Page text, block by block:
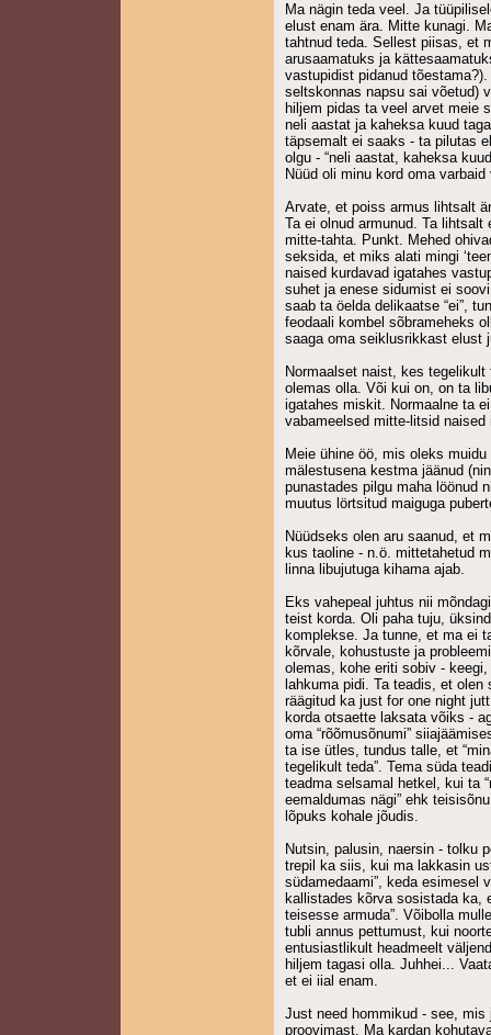
Ma nägin teda veel. Ja
elust enam ära. Mitte kunagi.
tahtnud teda. Sellest piisas, et
arusaamatuks ja
vastupidist pidanud
seltskonnas napsu sai võetud)
hiljem pidas ta veel arvet meie
neli aastat ja kaheksa kuud
täpsemalt ei saaks - ta pilutas
olgu - “neli aastat, kaheksa
Nüüd oli minu kord oma
Arvate, et poiss armus lihtsalt
Ta ei olnud armunud. Ta
mitte-tahta. Punkt. Mehed
seksida, et miks alati mingi
naised kurdavad igatahes
suhet ja enese sidumist ei
saab ta öelda delikaatse “ei”,
feodaali kombel sõbrameheks
saaga oma seiklusrikkast elust
Normaalset naist, kes
olemas olla. Või kui on, on ta
igatahes miskit. Normaalne ta
vabameelsed mitte-litsid
Meie ühine öö, mis oleks
mälestusena kestma jäänud
punastades pilgu maha löönud
muutus lörtsitud maiguga
Nüüdseks olen aru saanud, et
kus taoline - n.ö. mittetahetud
linna libujutuga kihama ajab.
Eks vahepeal juhtus nii
teist korda. Oli paha tuju,
komplekse. Ja tunne, et ma ei
kõrvale, kohustuste ja
olemas, kohe eriti sobiv -
lahkuma pidi. Ta teadis, et
räägitud ka just for one night
korda otsaette laksata võiks -
oma “rõõmusõnumi”
ta ise ütles, tundus talle, et
tegelikult teda”. Tema süda
teadma selsamal hetkel, kui ta
eemaldumas nägi” ehk
lõpuks kohale jõudis.
Nutsin, palusin, naersin - tolku
trepil ka siis, kui ma lakkasin
südamedaami”, keda esimesel
kallistades kõrva sosistada ka,
teisesse armuda”. Võibolla
tubli annus pettumust, kui
entusiastlikult headmeelt
hiljem tagasi olla. Juhhei...
et ei iial enam.
Just need hommikud - see, mis
proovimast. Ma kardan